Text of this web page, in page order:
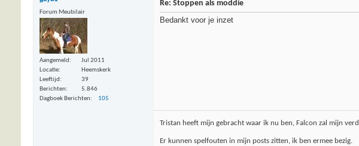
Forum Meubilair
Aangemeld
Jul 2011
Locatie
Heemskerk
Leeftijd
39
Berichten
5.846
Dagboek Berichten
105
Re: Stoppen als moddie
Bedankt voor je inzet
Tristan heeft mijn gebracht waar ik nu ben, Falcon zal mijn
Er kunnen spelfouten in mijn posts zitten, ik ben ermee bezig.